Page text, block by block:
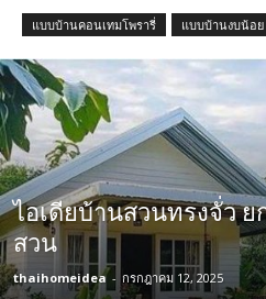
แบบบ้านคอนเทมโพรารี่ แบบบ้านงบน้อย
ไอเดียบ้านสวนทรงจั่ว ย
สวน
thaihomeidea - กรกฎาคม 12, 2025